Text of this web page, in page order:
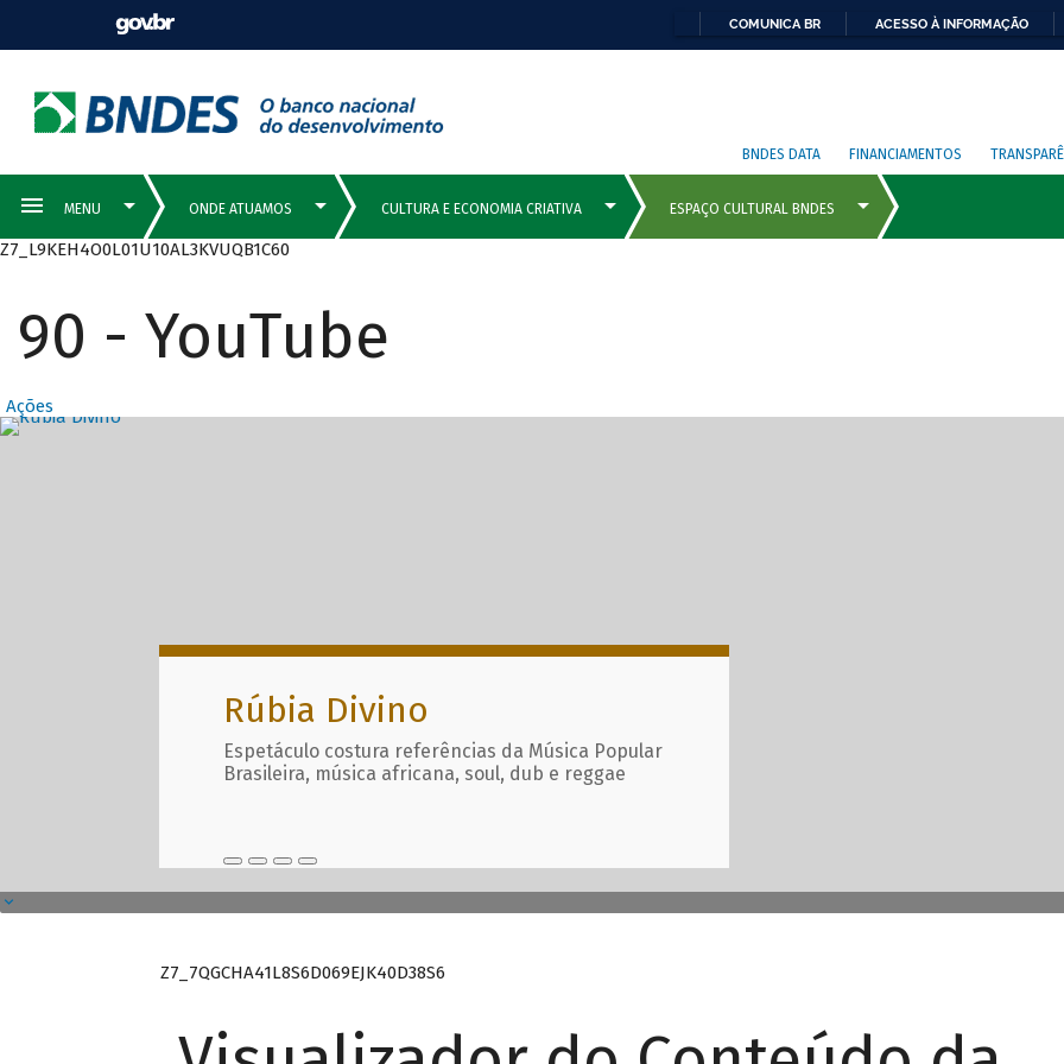
COMUNICA BR ACESSO À INFORMAÇÃO
BNDES DATA FINANCIAMENTOS
Z7_L9KEH4O0L01U10AL3KVUQB1C60
90 - YouTube
Ações
Destaques Principais com
Rúbia Divino
Espetáculo costura referências da Música Popular
Brasileira, música africana, soul, dub e reggae
Z7_7QGCHA41L8S6D069EJK40D38S6